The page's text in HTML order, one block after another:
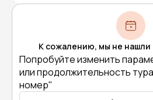
К сожалению, мы не нашли
Попробуйте изменить
или продолжительность
номер"